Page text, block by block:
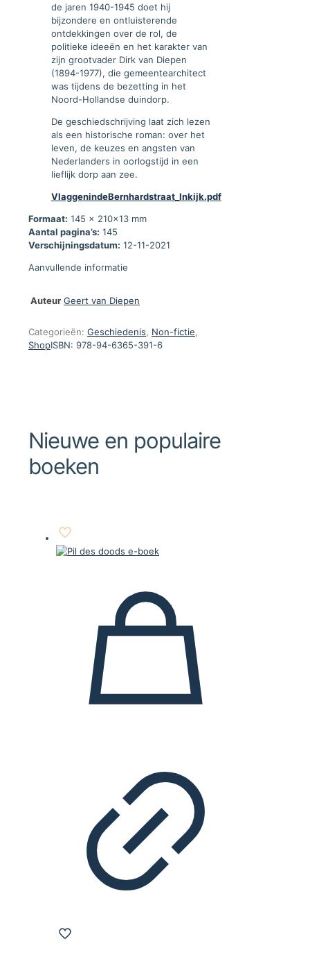
de jaren 1940-1945 doet hij
bijzondere en ontluisterende
ontdekkingen over de rol, de
politieke ideeën en het karakter van
zijn grootvader Dirk van Diepen
(1894-1977), die gemeentearchitect
was tijdens de bezetting in het
Noord-Hollandse duindorp.
De geschiedschrijving laat zich lezen
als een historische roman: over het
leven, de keuzes en angsten van
Nederlanders in oorlogstijd in een
lieflijk dorp aan zee.
VlaggenindeBernhardstraat_Inkijk.pdf
Formaat: 145 x 210x13 mm
Aantal pagina’s: 145
Verschijningsdatum: 12-11-2021
Aanvullende informatie
Auteur Geert van Diepen
Categorieën: Geschiedenis Non-fictie
ShopISBN: 978-94-6365-391-6
Nieuwe en populaire
boeken